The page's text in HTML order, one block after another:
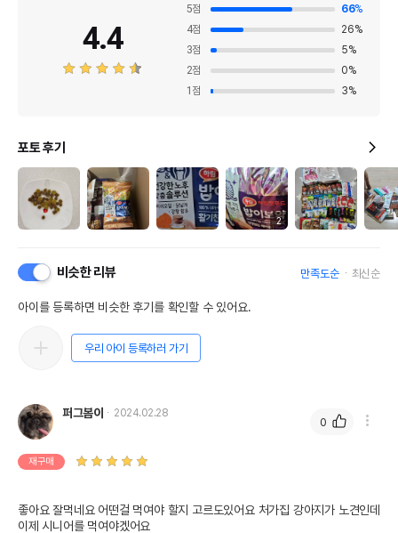
4.4
5점 66%
4점 26%
3점 5%
2점 0%
1 점 3%
포토 후기
2
비슷한 리뷰 만족도순 최신순
아이를 등록하면 비슷한 후기를 확인할 수 있어요.
우리 아이 등록하러 가기
퍼그봄이 2024.02.28
재구매
좋아요 잘먹네요 어떤걸 먹여야 할지 고르도있어요 처가집 강아지가 노견인데
이제 시니어를 먹여야겠어요
0